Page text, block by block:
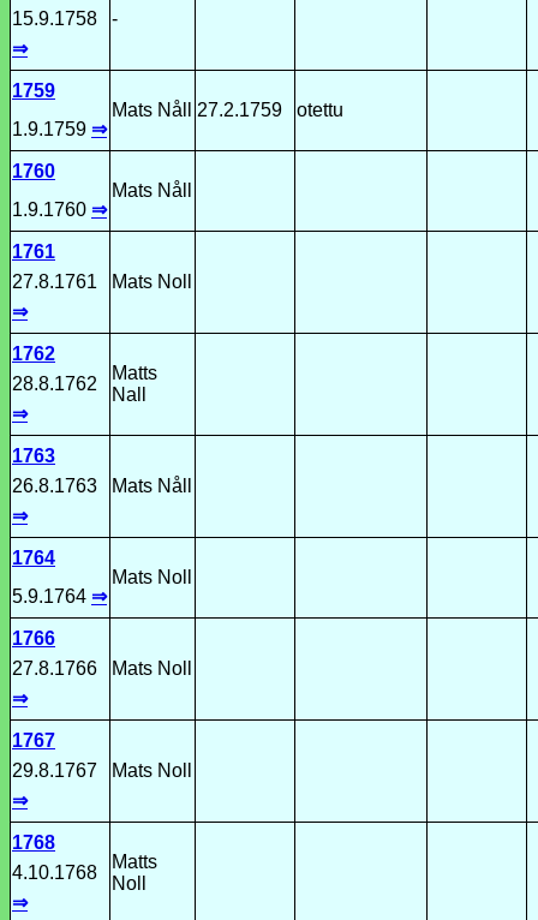
15.9.1758
⇒
-
1759
1.9.1759 ⇒
Mats Nåll 27.2.1759 otettu
1760
1.9.1760 ⇒
Mats Nåll
1761
27.8.1761
⇒
Mats Noll
1762
28.8.1762
⇒
Matts
Nall
1763
26.8.1763
⇒
Mats Nåll
1764
5.9.1764 ⇒
Mats Noll
1766
27.8.1766
⇒
Mats Noll
1767
29.8.1767
⇒
Mats Noll
1768
4.10.1768
⇒
Matts
Noll